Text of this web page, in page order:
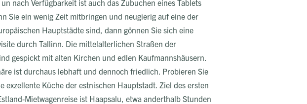
nach Verfügbarkeit ist auch das Zubuchen eines Tablets
Sie ein wenig Zeit mitbringen und neugierig auf eine der
Hauptstädte sind, dann gönnen Sie sich eine
durch Tallinn. Die mittelalterlichen Straßen der
gespickt mit alten Kirchen und edlen Kaufmannshäusern.
ist durchaus lebhaft und dennoch friedlich. Probieren Sie
exzellente Küche der estnischen Hauptstadt. Ziel des ersten
Mietwagenreise ist Haapsalu, etwa anderthalb Stunden